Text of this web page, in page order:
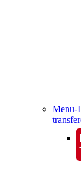
Menu-